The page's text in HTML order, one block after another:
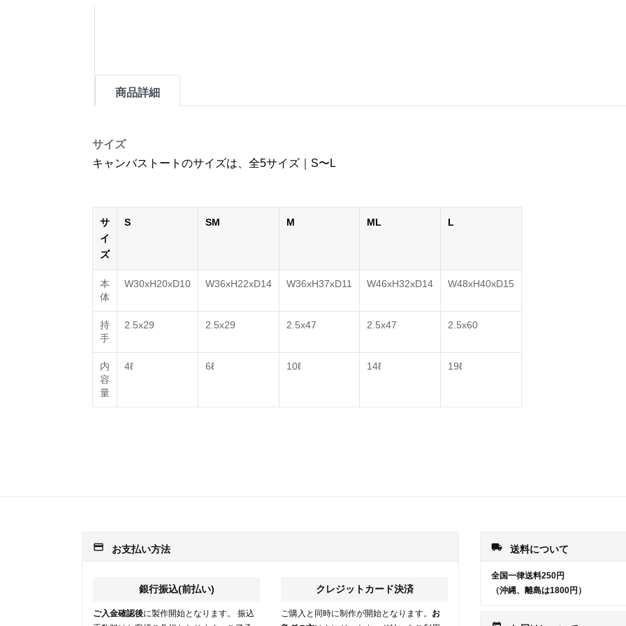
商品詳細
サイズ
キャンバストートのサイズは、全5サイズ｜S〜L
サ
イ
ズ
S SM M ML L
本
体
W30xH20xD10 W36xH22xD14 W36xH37xD11 W46xH32xD14 W48xH40xD15
持
手
2.5x29 2.5x29 2.5x47 2.5x47 2.5x60
内
容
量
4ℓ 6ℓ 10ℓ 14ℓ 19ℓ
payment お支払い方法
銀行振込(前払い)
ご入金確認後に製作開始となります。 振込
クレジットカード決済
ご購入と同時に制作が開始となります。 お
local_shipping 送料について
全国一律送料250円
（沖縄、離島は1800円）